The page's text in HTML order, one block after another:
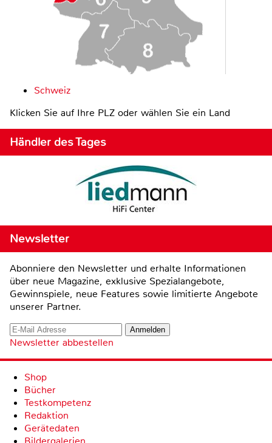
Schweiz
Klicken Sie auf Ihre PLZ oder wählen Sie ein Land
Händler des Tages
Newsletter
Abonniere den Newsletter und erhalte Informationen
über neue Magazine, exklusive Spezialangebote,
Gewinnspiele, neue Features sowie limitierte Angebote
unserer Partner.
Newsletter abbestellen
Shop
Bücher
Testkompetenz
Redaktion
Gerätedaten